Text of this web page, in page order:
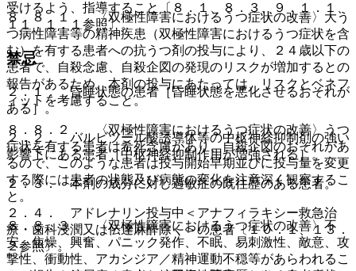
８．８．１． 〈双極性障害におけるうつ症状の改善〉大う
つ病性障害等の精神疾患（双極性障害におけるうつ症状を含
む）を有する患者への抗うつ剤の投与により、２４歳以下の
患者で、自殺念慮、自殺企図の発現のリスクが増加するとの
報告があるため、本剤の投与にあたっては、リスクとベネフ
ィットを考慮すること。
８．８．２． 〈双極性障害におけるうつ症状の改善〉うつ
症状を有する患者は希死念慮があり、自殺企図のおそれがあ
るので、このような患者は投与開始早期並びに投与量を変更
する際には患者の状態及び病態の変化を注意深く観察するこ
と。
８．８．３． 〈双極性障害におけるうつ症状の改善〉不
安、焦燥、興奮、パニック発作、不眠、易刺激性、敵意、攻
撃性、衝動性、アカシジア／精神運動不穏等があらわれるこ
受けるよう、指導すること〔８．１、８．３、９．１．１、
１１．１．１参照〕。
禁忌
２．１． 昏睡状態の患者［昏睡状態を悪化させるおそれが
ある］。
２．２． バルビツール酸誘導体等の中枢神経抑制剤の強い
影響下にある患者［中枢神経抑制作用が増強される］。
２．３． 本剤の成分に対し過敏症の既往歴のある患者。
２．４． アドレナリン投与中＜アナフィラキシー救急治
療・歯科浸潤又は伝達麻酔除く＞の患者〔１０．１、１３．
２参照〕。